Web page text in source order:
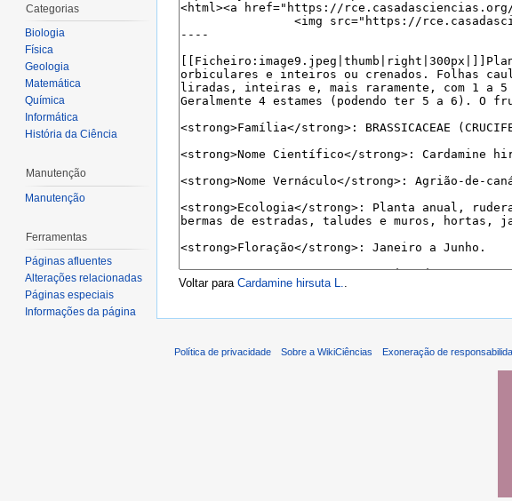
Voltar para Cardamine hirsuta L.
Categorias
Biologia
Física
Geologia
Matemática
Química
Informática
História da Ciência
Manutenção
Manutenção
Ferramentas
Páginas afluentes
Alterações relacionadas
Páginas especiais
Informações da página
Política de privacidade Sobre a WikiCiências Exoneração de